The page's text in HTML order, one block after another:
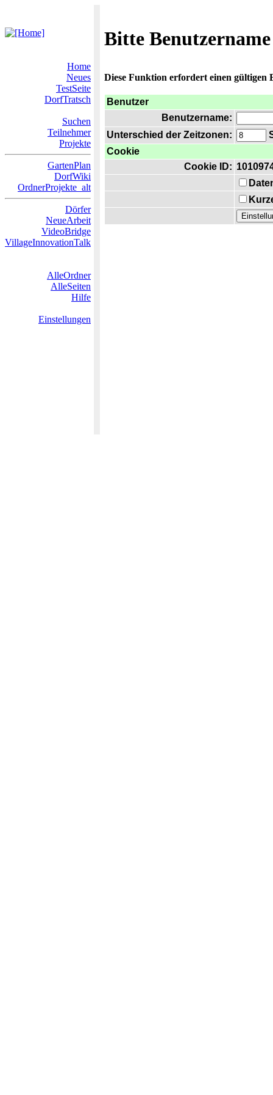
Bitte
Home
Neues
TestSeite
DorfTratsch
Suchen
Teilnehmer
Projekte
GartenPlan
DorfWiki
OrdnerProjekte_alt
Dörfer
NeueArbeit
VideoBridge
VillageInnovationTalk
AlleOrdner
AlleSeiten
Hilfe
Einstellungen
Diese Funktion erfordert einen gültigen
Benutzer
Benutzername:
Unterschied der Zeitzonen:
Cookie
Cookie ID: